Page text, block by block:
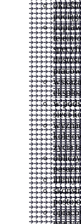
w
sieci
życia